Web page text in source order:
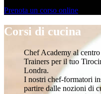
Prenota un corso online
Corsi di cucina
Chef Academy al
Trainers per il tuo
Londra.
I nostri chef-formatori
partire dalle nozioni di